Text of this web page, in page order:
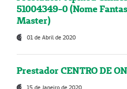
51004349-0 (Nome
Master)
01 de Abril de 2020
Prestador CENTRO DE
15 de Janeiro de 2020